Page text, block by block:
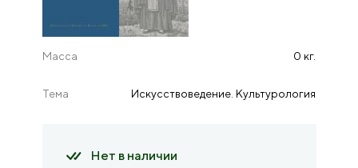
Масса 0 кг.
Тема Искусствоведение. Культурология
Нет в наличии